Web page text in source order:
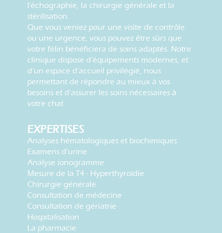
l’échographie, la chirurgie générale et la
stérilisation.
Que vous veniez pour une visite de contrôle
ou une urgence, vous pouvez être sûrs que
votre félin bénéficiera de soins adaptés. Notre
clinique dispose d’équipements modernes, et
d’un espace d’accueil privilégié, nous
permettant de répondre au mieux à vos
besoins et d’assurer les soins nécessaires à
votre chat.
EXPERTISES
Analyses hématologiques et biochimiques
Examens d'urine
Analyse ionogramme
Mesure de la T4 - Hyperthyroïdie
Chirurgie générale
Consultation de médecine
Consultation de gériatrie
Hospitalisation
La pharmacie